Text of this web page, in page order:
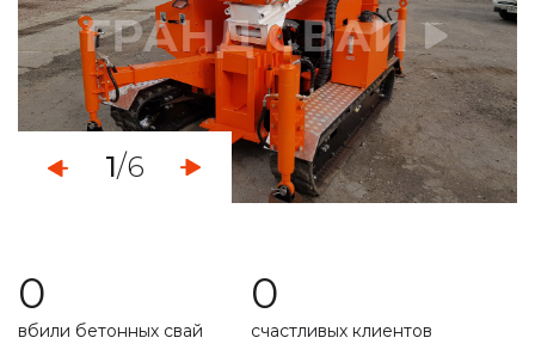
установка винтовых свайных опор
услуги по ремонту фундамента
укрепление ленточного фундамента
работа с любыми типами грунта
расчет несущей способности
1/6
0
вбили бетонных свай
0
счастливых клиентов